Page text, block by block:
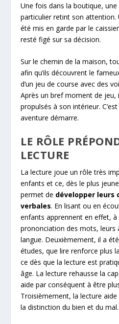
Une fois dans la boutique,
particulier retint son attention.
été mis en garde par le
resté figé sur sa décision.
Sur le chemin de la maison,
afin qu’ils découvrent le
d’un jeu de course avec des
Après un bref moment de
propulsés à son intérieur.
aventure démarre.
LE RÔLE
LECTURE
La lecture joue un rôle très
enfants et ce, dès le plus
permet de développer leurs
verbales. En lisant ou en
enfants apprennent en effet,
prononciation des mots, leurs
langue. Deuxièmement, il a
études, que lire renforce plus
ce dès que la lecture est
âge. La lecture rehausse la
aide par conséquent à être
Troisièmement, la lecture
la distinction du bien et du mal.